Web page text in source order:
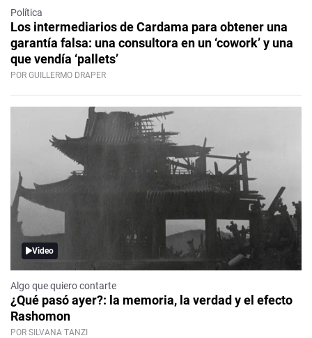
Política
Los intermediarios de Cardama para obtener una
garantía falsa: una consultora en un ‘cowork’ y una
que vendía ‘pallets’
POR GUILLERMO DRAPER
Video
Algo que quiero contarte
¿Qué pasó ayer?: la memoria, la verdad y el efecto
Rashomon
POR SILVANA TANZI